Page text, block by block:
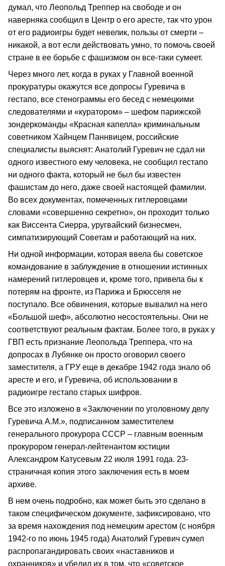
думал, что Леопольд Треппер на свободе и он
наверняка сообщил в Центр о его аресте, так что урон
от его радиоигры будет невелик, пользы от смерти –
никакой, а вот если действовать умно, то помочь своей
стране в ее борьбе с фашизмом он все-таки сумеет.
Через много лет, когда в руках у Главной военной
прокуратуры окажутся все допросы Гуревича в
гестапо, все стенограммы его бесед с немецкими
следователями и «куратором» – шефом парижской
зондеркоманды «Красная капелла» криминальным
советником Хайнцем Паннвицем, российские
специалисты выяснят: Анатолий Гуревич не сдал ни
одного известного ему человека, не сообщил гестапо
ни одного факта, который не был бы известен
фашистам до него, даже своей настоящей фамилии.
Во всех документах, помеченных гитлеровцами
словами «совершенно секретно», он проходит только
как Виссента Сиерра, уругвайский бизнесмен,
симпатизирующий Советам и работающий на них.
Ни одной информации, которая ввела бы советское
командование в заблуждение в отношении истинных
намерений гитлеровцев и, кроме того, привела бы к
потерям на фронте, из Парижа и Брюсселя не
поступало. Все обвинения, которые вывалил на него
«Большой шеф», абсолютно несостоятельны. Они не
соответствуют реальным фактам. Более того, в руках у
ГВП есть признание Леопольда Треппера, что на
допросах в Лубянке он просто оговорил своего
заместителя, а ГРУ еще в декабре 1942 года знало об
аресте и его, и Гуревича, об использовании в
радиоигре гестапо старых шифров.
Все это изложено в «Заключении по уголовному делу
Гуревича А.М.», подписанном заместителем
генерального прокурора СССР – главным военным
прокурором генерал-лейтенантом юстиции
Александром Катусевым 22 июля 1991 года. 23-
страничная копия этого заключения есть в моем
архиве.
В нем очень подробно, как может быть это сделано в
таком специфическом документе, зафиксировано, что
за время нахождения под немецким арестом (с ноября
1942-го по июнь 1945 года) Анатолий Гуревич сумел
распропагандировать своих «наставников и
охранников» и убедил их в том, что «советское